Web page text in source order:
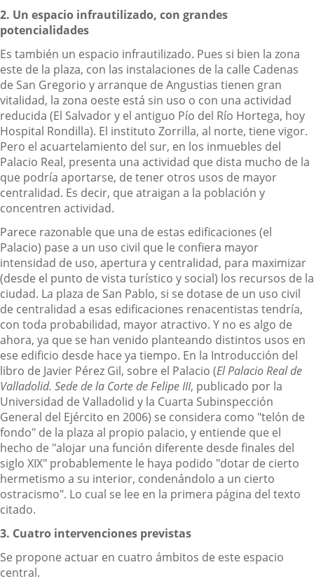
2. Un espacio infrautilizado, con grandes
potencialidades
Es también un espacio infrautilizado. Pues si bien la zona
este de la plaza, con las instalaciones de la calle Cadenas
de San Gregorio y arranque de Angustias tienen gran
vitalidad, la zona oeste está sin uso o con una actividad
reducida (El Salvador y el antiguo Pío del Río Hortega, hoy
Hospital Rondilla). El instituto Zorrilla, al norte, tiene vigor.
Pero el acuartelamiento del sur, en los inmuebles del
Palacio Real, presenta una actividad que dista mucho de la
que podría aportarse, de tener otros usos de mayor
centralidad. Es decir, que atraigan a la población y
concentren actividad.
Parece razonable que una de estas edificaciones (el
Palacio) pase a un uso civil que le confiera mayor
intensidad de uso, apertura y centralidad, para maximizar
(desde el punto de vista turístico y social) los recursos de la
ciudad. La plaza de San Pablo, si se dotase de un uso civil
de centralidad a esas edificaciones renacentistas tendría,
con toda probabilidad, mayor atractivo. Y no es algo de
ahora, ya que se han venido planteando distintos usos en
ese edificio desde hace ya tiempo. En la Introducción del
libro de Javier Pérez Gil, sobre el Palacio (El Palacio Real de
Valladolid. Sede de la Corte de Felipe III, publicado por la
Universidad de Valladolid y la Cuarta Subinspección
General del Ejército en 2006) se considera como "telón de
fondo" de la plaza al propio palacio, y entiende que el
hecho de "alojar una función diferente desde finales del
siglo XIX" probablemente le haya podido "dotar de cierto
hermetismo a su interior, condenándolo a un cierto
ostracismo". Lo cual se lee en la primera página del texto
citado.
3. Cuatro intervenciones previstas
Se propone actuar en cuatro ámbitos de este espacio
central.